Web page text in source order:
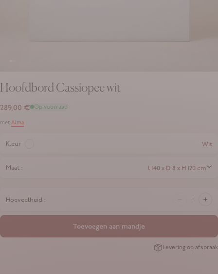
Hoofdbord Cassiopee wit
Translation missing: nl.product.price.sale_price
289,00 € Op voorraad
met Alma
Kleur : Wit
Maat : l 140 x D 8 x H 120 cm
Hoeveelheid :
Toevoegen aan mandje
Levering op afspraak